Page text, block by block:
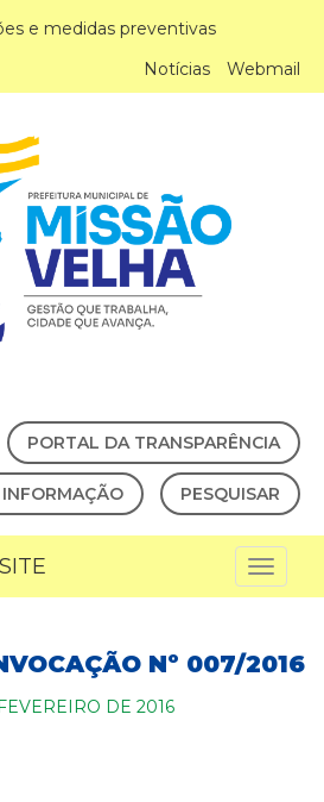
e medidas preventivas
Notícias
Webmail
PORTAL DA TRANSPARÊNCIA
PESQUISAR
Nº 007/2016
DE 2016